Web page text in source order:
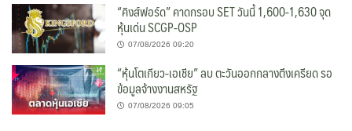
“คิงส์ฟอร์ด” คาดกรอบ SET วันนี้ 1,600-1,630 จุด
หุ้นเด่น SCGP-OSP
07/08/2026 09:20
“หุ้นโตเกียว-เอเชีย” ลบ ตะวันออกกลางตึงเครียด รอ
ข้อมูลจ้างงานสหรัฐ
07/08/2026 09:05